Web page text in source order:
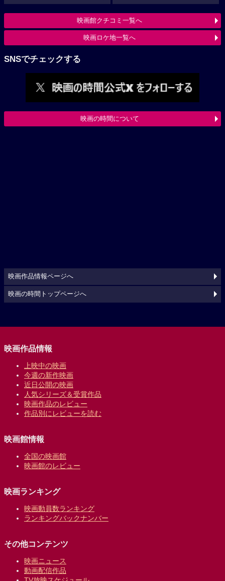
映画館クチコミ一覧へ
映画ロケ地一覧へ
SNSでチェックする
映画の時間について
映画作品情報ページへ
映画の時間トップページへ
映画作品情報
上映中の映画
今週の新作映画
近日公開の映画
人気シリーズ＆受賞作品
映画作品のレビュー
作品別にレビューを読む
映画館情報
全国の映画館
映画館のレビュー
映画ランキング
映画動員数ランキング
ランキングバックナンバー
その他コンテンツ
映画ニュース
動画配信作品